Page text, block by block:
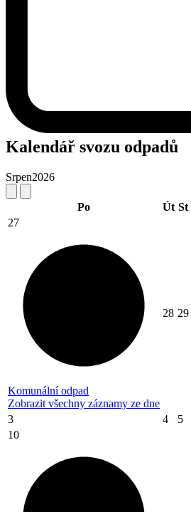
Kalendář svozu odpadů
Srpen2026
Po Út St
27
Komunální odpad
Zobrazit všechny záznamy ze dne
28 29
3 4 5
10